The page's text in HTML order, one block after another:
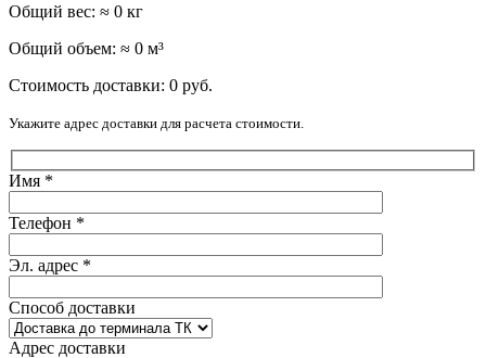
Общий вес: ≈ 0 кг
Общий объем: ≈ 0 м³
Стоимость доставки: 0 руб.
Укажите адрес доставки для расчета стоимости.
Имя *
Телефон *
Эл. адрес *
Способ доставки
Адрес доставки